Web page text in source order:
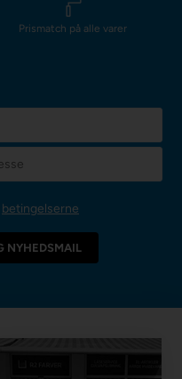
Prismatch på alle varer
betingelserne